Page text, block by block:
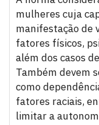
mulheres cuja
manifestação de
fatores físicos,
além dos casos
Também devem
como
fatores raciais,
limitar a